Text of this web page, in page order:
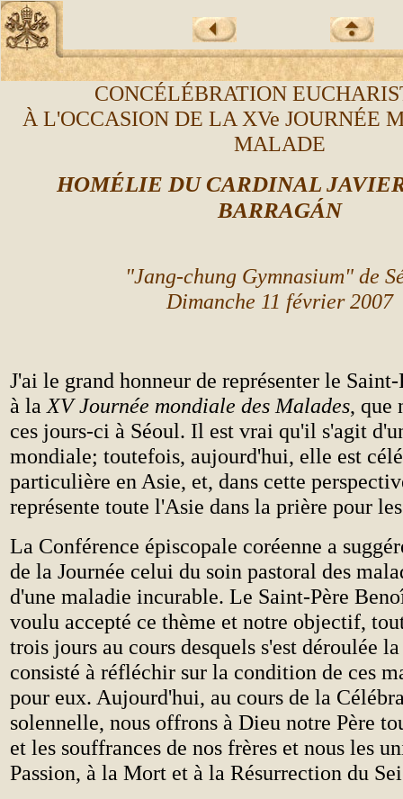
CONCÉLÉBRATION
À L'OCCASION DE LA XVe JOURNÉE
MALADE
HOMÉLIE DUCARDINAL
BARRAGÁN
"Jang-chung Gymnasium" de
Dimanche 11 février 2007
J'ai le grand honneur de représenter le
à la XV Journée mondiale des Malades, que
ces jours-ci à Séoul. Il est vrai qu'il s'agit
mondiale; toutefois, aujourd'hui, elle est
particulière en Asie, et, dans cette
représente toute l'Asie dans la prière pour
La Conférence épiscopale coréenne a
de la Journée celui du soin pastoral des
d'une maladie incurable. Le Saint-Père
voulu accepté ce thème et notre objectif,
trois jours au cours desquels s'est déroulée
consisté à réfléchir sur la condition de ces
pour eux. Aujourd'hui, au cours de la
solennelle, nous offrons à Dieu notre Père
et les souffrances de nos frères et nous les
Passion, à la Mort et à la Résurrection du